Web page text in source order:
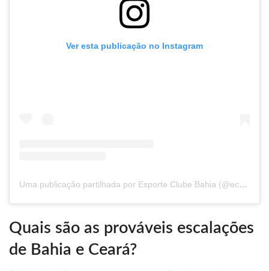
Ver esta publicação no Instagram
Uma publicação partilhada por Esporte Clube Bahia (@ecbahia)
Quais são as prováveis escalações
de Bahia e Ceará?